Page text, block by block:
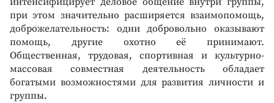
при этом значительно расширяется взаимопомощь,
доброжелательность: одни добровольно оказывают
помощь, другие охотно её принимают.
Общественная, трудовая, спортивная и культурно-
массовая совместная деятельность обладает
богатыми возможностями для развития личности и
группы.